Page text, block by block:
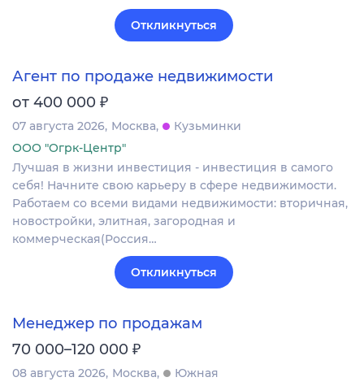
Откликнуться
Агент по продаже недвижимости
от 400 000 ₽
07 августа 2026 Москва
Кузьминки
ООО "Огрк-Центр"
Лучшая в жизни инвестиция - инвестиция в самого
себя! Начните свою карьеру в сфере недвижимости.
Работаем со всеми видами недвижимости: вторичная,
новостройки, элитная, загородная и
коммерческая(Россия…
Откликнуться
Менеджер по продажам
70 000–120 000 ₽
08 августа 2026 Москва
Южная